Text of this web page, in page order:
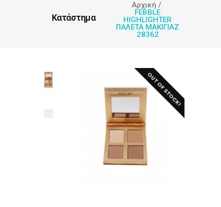
Κατάστημα
Αρχική /
FEBBLE
HIGHLIGHTER
ΠΑΛΕΤΑ ΜΑΚΙΓΙΑΖ
28362
OUT OF STOCK!